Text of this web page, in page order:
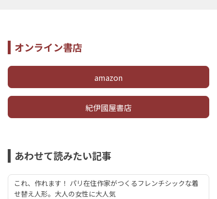
オンライン書店
amazon
紀伊國屋書店
あわせて読みたい記事
これ、作れます！ パリ在住作家がつくるフレンチシックな着
せ替え人形。大人の女性に大人気